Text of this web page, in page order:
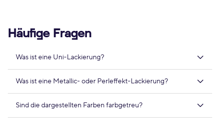
Häufige Fragen
Was ist eine Uni-Lackierung?
Was ist eine Metallic- oder Perleffekt-Lackierung?
Sind die dargestellten Farben farbgetreu?